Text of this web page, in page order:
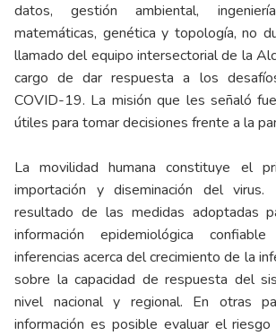
datos, gestión ambiental,
matemáticas, genética y topología, no
llamado del equipo intersectorial de la
cargo de dar respuesta a los
COVID-19. La misión que les señaló
útiles para tomar decisiones frente a la
La movilidad humana constituye el
importación y diseminación del
resultado de las medidas adoptadas
información epidemiológica
inferencias acerca del crecimiento de la
sobre la capacidad de respuesta del
nivel nacional y regional. En otras
información es posible evaluar el